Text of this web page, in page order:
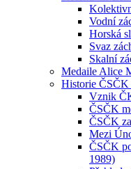
Vodní
Horská
Svaz
Skalní
Medaile Alice
Historie
Vznik
ČSČK
ČSČK
Mezi
ČSČK
1989)